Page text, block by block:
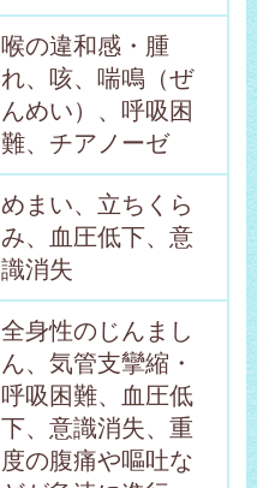
喉の違和感・腫
れ、咳、喘鳴（ぜ
んめい）、呼吸困
難、チアノーゼ
めまい、立ちくら
み、血圧低下、意
識消失
全身性のじんまし
ん、気管支攣縮・
呼吸困難、血圧低
下、意識消失、重
度の腹痛や嘔吐な